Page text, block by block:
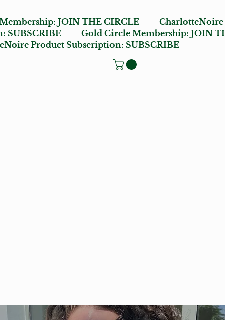
JOIN THE CIRCLE
SUBSCRIBE Gold Circle Membership:JOIN
Product Subscription:SUBSCRIBE